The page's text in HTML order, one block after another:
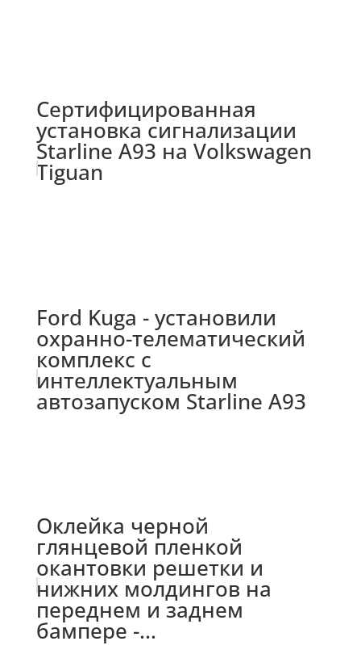
Сертифицированная
установка сигнализации
Starline A93 на Volkswagen
Tiguan
Ford Kuga - установили
охранно-телематический
комплекс с
интеллектуальным
автозапуском Starline A93
Оклейка черной
глянцевой пленкой
окантовки решетки и
нижних молдингов на
переднем и заднем
бампере -...